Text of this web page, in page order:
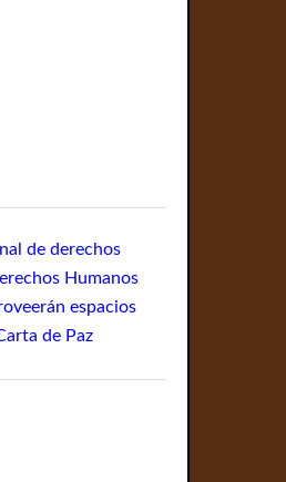
de derechos
Humanos
espacios
de Paz